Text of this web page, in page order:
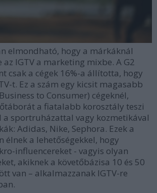
elmondható, hogy a márkáknál
IGTV a marketing mixbe. A G2
csak a cégek 16%-a állította, hogy
t. Ez a szám egy kicsit magasabb
to Consumer) cégeknél,
a fiatalabb korosztály teszi
sportruházattal vagy kozmetikával
Adidas, Nike, Sephora. Ezek a
élnek a lehetőségekkel, hogy
influencereket - vagyis olyan
akiknek a követőbázisa 10 és 50
van – alkalmazzanak IGTV-re